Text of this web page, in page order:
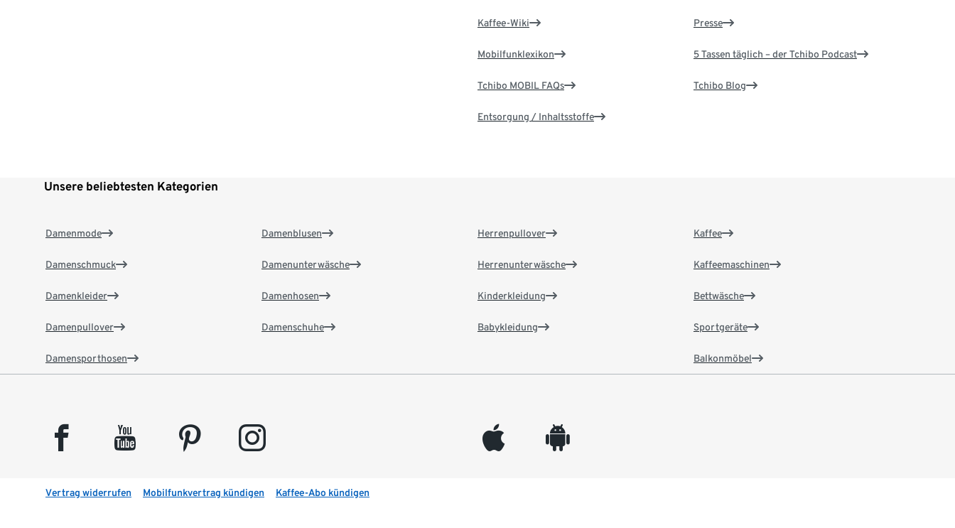
Kaffee-Wiki
Mobilfunklexikon
Tchibo MOBIL FAQs
Entsorgung / Inhaltsstoffe
Presse
5 Tassen täglich – der Tchibo Podcast
Tchibo Blog
Unsere beliebtesten Kategorien
Damenmode
Damenschmuck
Damenkleider
Damenpullover
Damensporthosen
Damenblusen
Damenunterwäsche
Damenhosen
Damenschuhe
Herrenpullover
Herrenunterwäsche
Kinderkleidung
Babykleidung
Kaffee
Kaffeemaschinen
Bettwäsche
Sportgeräte
Balkonmöbel
facebook youtube pinterest instagram appleinc android
Vertrag widerrufen Mobilfunkvertrag kündigen Kaffee-Abo kündigen